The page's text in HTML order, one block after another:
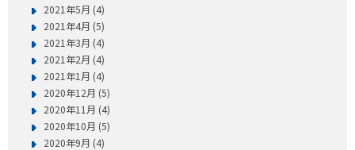
2021年5月 (4)
2021年4月 (5)
2021年3月 (4)
2021年2月 (4)
2021年1月 (4)
2020年12月 (5)
2020年11月 (4)
2020年10月 (5)
2020年9月 (4)